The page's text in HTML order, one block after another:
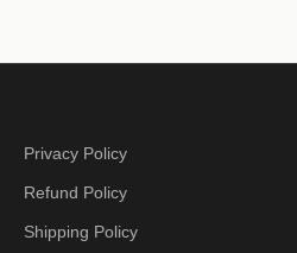
Privacy Policy
Refund Policy
Shipping Policy